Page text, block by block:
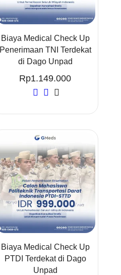
Biaya Medical Check Up
Penerimaan TNI Terdekat
di Dago Unpad
Rp1.149.000
Biaya Medical Check Up
PTDI Terdekat di Dago
Unpad